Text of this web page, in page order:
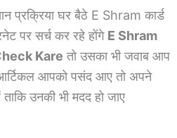
प्रक्रिया घर बैठे E Shram कार्ड
पर सर्च कर रहे होंगे E Shram
Kare तो उसका भी जवाब आप
आर्टिकल आपको पसंद आए तो अपने
उनकी भी मदद हो जाए